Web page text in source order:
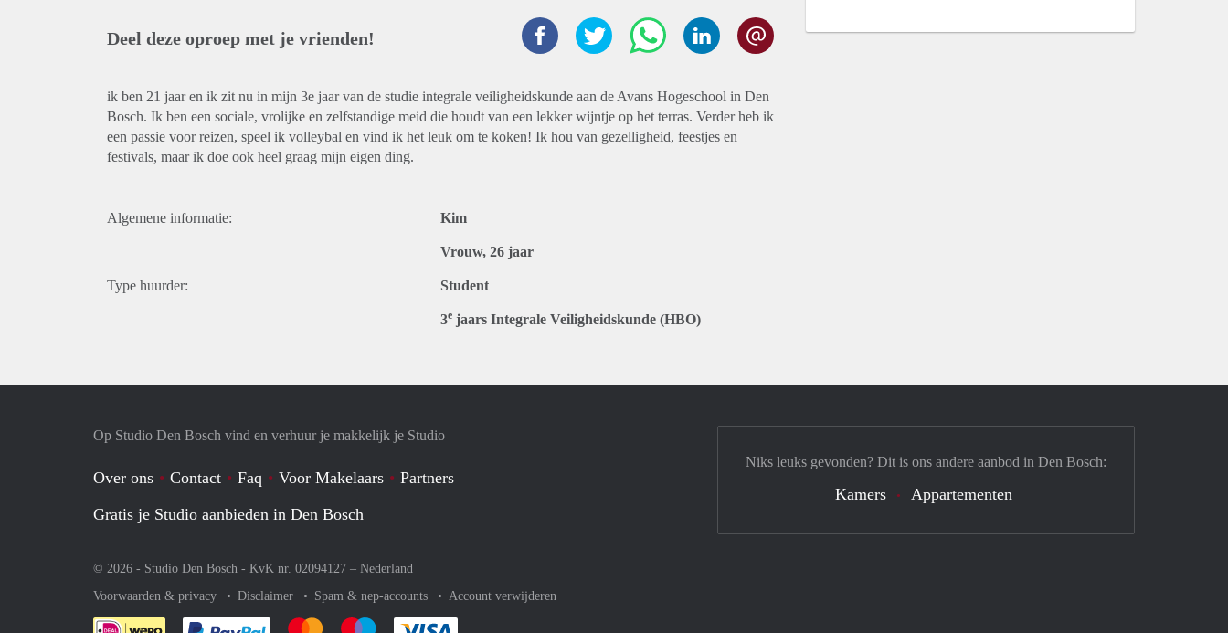
Deel deze oproep met je vrienden!
ik ben 21 jaar en ik zit nu in mijn 3e jaar van de studie integrale veiligheidskunde aan de Avans Hogeschool in Den
Bosch. Ik ben een sociale, vrolijke en zelfstandige meid die houdt van een lekker wijntje op het terras. Verder heb ik
een passie voor reizen, speel ik volleybal en vind ik het leuk om te koken! Ik hou van gezelligheid, feestjes en
festivals, maar ik doe ook heel graag mijn eigen ding.
Algemene informatie: Kim
Vrouw, 26 jaar
Type huurder: Student
3e jaars Integrale Veiligheidskunde (HBO)
Op Studio Den Bosch vind en verhuur je makkelijk je Studio
Over ons Contact Faq Voor Makelaars
Partners
Gratis je Studio aanbieden in Den Bosch
© 2026 - Studio Den Bosch - KvK nr. 02094127 – Nederland
Voorwaarden & privacy
Disclaimer Spam & nep-accounts Account verwijderen
Niks leuks gevonden? Dit is ons andere aanbod in Den Bosch:
Kamers Appartementen